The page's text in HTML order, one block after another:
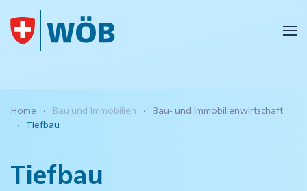
Skip to main content
Home Bau und Immobilien
Bau- und Immobilienwirtschaft
Tiefbau
Tiefbau